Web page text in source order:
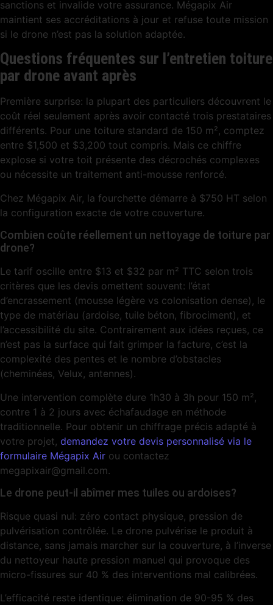
sanctions et invalide votre assurance. Mégapix Air
maintient ses accréditations à jour et refuse toute mission
si le drone n’est pas la solution adaptée.
Questions fréquentes sur l’entretien toiture
par drone avant après
Première surprise: la plupart des particuliers découvrent le
coût réel seulement après avoir contacté trois prestataires
différents. Pour une toiture standard de 150 m², comptez
entre $1,500 et $3,200 tout compris. Mais ce chiffre
explose si votre toit présente des décrochés complexes
ou nécessite un traitement anti-mousse renforcé.
Chez Mégapix Air, la fourchette démarre à $750 HT selon
la configuration exacte de votre couverture.
Combien coûte réellement un nettoyage de toiture par
drone?
Le tarif oscille entre $13 et $32 par m² TTC selon trois
critères que les devis omettent souvent: l’état
d’encrassement (mousse légère vs colonisation dense), le
type de matériau (ardoise, tuile béton, fibrociment), et
l’accessibilité du site. Contrairement aux idées reçues, ce
n’est pas la surface qui fait grimper la facture, c’est la
complexité des pentes et le nombre d’obstacles
(cheminées, Velux, antennes).
Une intervention complète dure 1h30 à 3h pour 150 m²,
contre 1 à 2 jours avec échafaudage en méthode
traditionnelle. Pour obtenir un chiffrage précis adapté à
votre projet, demandez votre devis personnalisé via le
formulaire Mégapix Air ou contactez
megapixair@gmail.com.
Le drone peut-il abîmer mes tuiles ou ardoises?
Risque quasi nul: zéro contact physique, pression de
pulvérisation contrôlée. Le drone pulvérise le produit à
distance, sans jamais marcher sur la couverture, à l’inverse
du nettoyeur haute pression manuel qui provoque des
micro-fissures sur 40 % des interventions mal calibrées.
L’efficacité reste identique: élimination de 90-95 % des